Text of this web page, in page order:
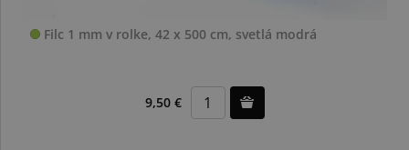
Filc 1 mm v rolke, 42 x 500 cm, svetlá modrá
9,50 €